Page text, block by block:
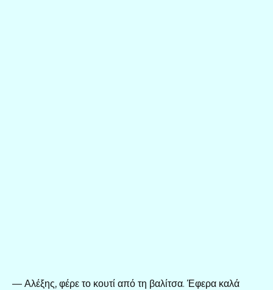
— Αλέξης, φέρε το κουτί από τη βαλίτσα. Έφερα καλά